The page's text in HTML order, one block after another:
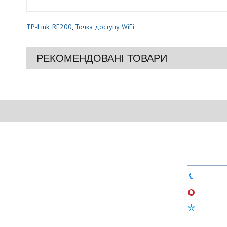
TP-Link, RE200, Точка доступу WiFi
РЕКОМЕНДОВАНІ ТОВАРИ